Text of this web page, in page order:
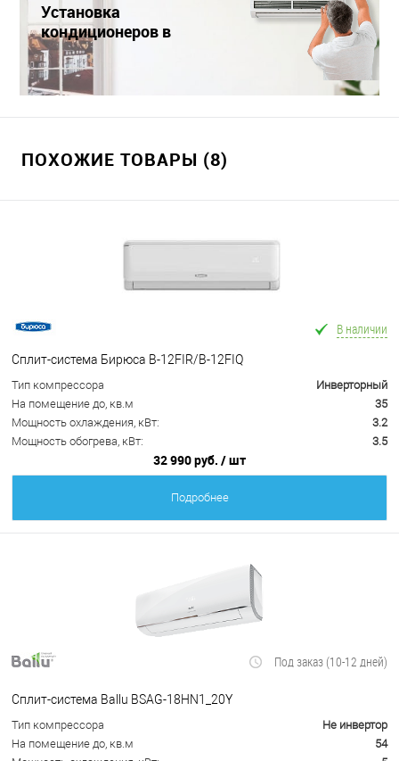
Установка
кондиционеров в
Краснодаре
ПОХОЖИЕ ТОВАРЫ (8)
В наличии
Сплит-система Бирюса B-12FIR/B-12FIQ
Тип компрессора
Инверторный
На помещение до, кв.м
35
Мощность охлаждения, кВт:
3.2
Мощность обогрева, кВт:
3.5
32 990 руб. / шт
Подробнее
Под заказ (10-12 дней)
Сплит-система Ballu BSAG-18HN1_20Y
Тип компрессора
Не инвертор
На помещение до, кв.м
54